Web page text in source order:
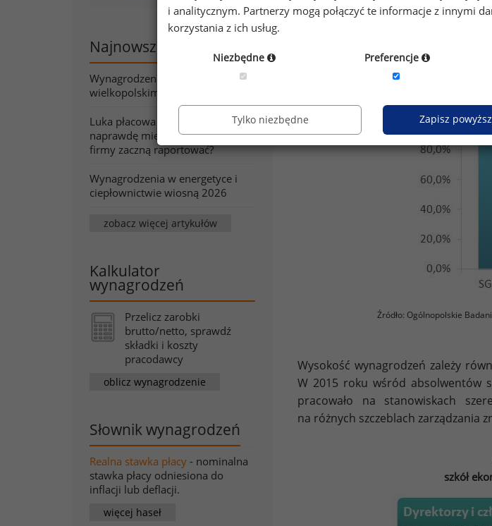
Najnowsze artykuły
Wynagrodzenia w województwie
wielkopolskim wiosną 2026
Luka płacowa pod lupą. Co
naprawdę mierzy wskaźnik, który
firmy zaczną raportować?
Wynagrodzenia w energetyce i
ciepłownictwie wiosną 2026
zobacz więcej artykułów
Kalkulator
wynagrodzeń
Przelicz zarobki
brutto/netto, sprawdź
składki i koszty
pracodawcy
oblicz wynagrodzenie
Słownik wynagrodzeń
Realna stawka płacy - nominalna
stawka płacy odniesiona do
inflacji lub deflacji.
więcej haseł
specyfiką struktury urbanistycznej
uczelni
Źródło: Ogólnopolskie
Wysokość wynagrodzeń zależy
W 2015 roku wśród absolwentów
pracowało na stanowiskach
na różnych szczeblach zarządzania
szkół
i analitycznym. Partnerzy mogą połączyć te informacje z innymi
korzystania z ich usług.
Niezbędne Preferencje
Tylko niezbędne Zapisz